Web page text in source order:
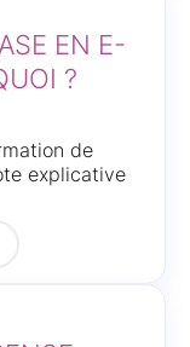
EN E-
?
de
explicative